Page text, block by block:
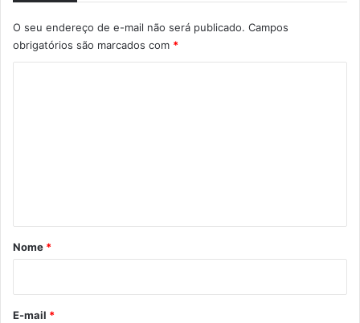
O seu endereço de e-mail não será publicado. Campos
obrigatórios são marcados com *
r
*
Nome *
E-mail *